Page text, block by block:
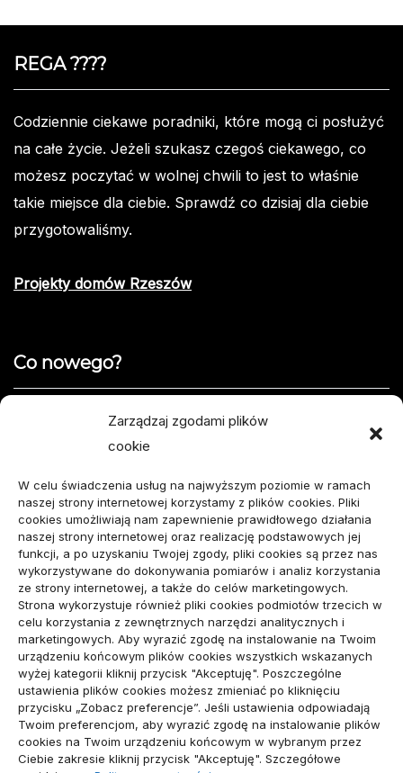
Zarządzaj zgodami plików
cookie
W celu świadczenia usług na najwyższym poziomie w ramach
naszej strony internetowej korzystamy z plików cookies. Pliki
cookies umożliwiają nam zapewnienie prawidłowego działania
naszej strony internetowej oraz realizację podstawowych jej
funkcji, a po uzyskaniu Twojej zgody, pliki cookies są przez nas
wykorzystywane do dokonywania pomiarów i analiz korzystania
ze strony internetowej, a także do celów marketingowych.
Strona wykorzystuje również pliki cookies podmiotów trzecich w
celu korzystania z zewnętrznych narzędzi analitycznych i
marketingowych. Aby wyrazić zgodę na instalowanie na Twoim
urządzeniu końcowym plików cookies wszystkich wskazanych
wyżej kategorii kliknij przycisk "Akceptuję". Poszczególne
ustawienia plików cookies możesz zmieniać po kliknięciu
przycisku „Zobacz preferencje”. Jeśli ustawienia odpowiadają
Twoim preferencjom, aby wyrazić zgodę na instalowanie plików
cookies na Twoim urządzeniu końcowym w wybranym przez
Ciebie zakresie kliknij przycisk "Akceptuję". Szczegółowe
REGA ????️
Codziennie ciekawe poradniki, które mogą ci posłużyć
na całe życie. Jeżeli szukasz czegoś ciekawego, co
możesz poczytać w wolnej chwili to jest to właśnie
takie miejsce dla ciebie. Sprawdź co dzisiaj dla ciebie
przygotowaliśmy.
Projekty domów Rzeszów
Co nowego?
Jak opisać usterkę telefonu w formularzu naprawy
Projekty domów do 100 m² – jak zmieścić wszystko,
czego potrzebujesz?
Amortyzator Audi A6 C7 – najczęstsze usterki i
sposoby naprawy
Komunikacja marki osobistej przed kontaktem z
mediami
wizytówka nap
Archiwa